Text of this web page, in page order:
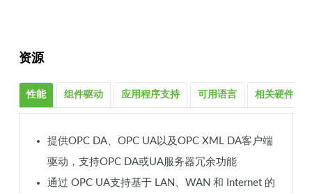
资源
性能 组件驱动 应用程序支持 可用语言 相关硬件产
提供OPC DA、OPC UA以及OPC XML DA客户端
驱动，支持OPC DA或UA服务器冗余功能
通过 OPC UA支持基于 LAN、WAN 和 Internet 的